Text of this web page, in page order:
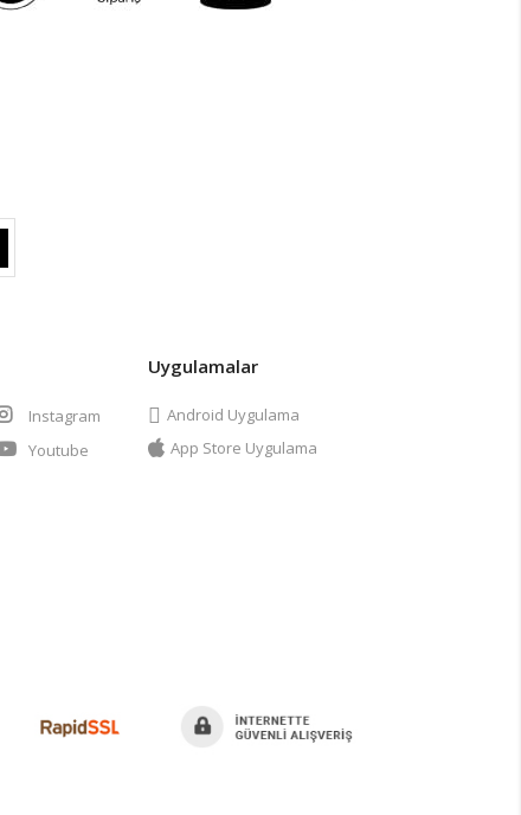
Instagram
Youtube
Uygulamalar
Android Uygulama
App Store Uygulama